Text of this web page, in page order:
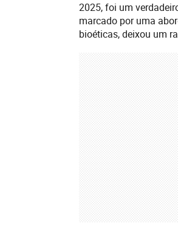
2025, foi um
marcado por uma
bioéticas, deixou um